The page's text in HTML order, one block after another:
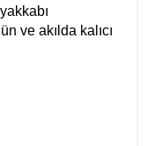
ve akılda kalıcı